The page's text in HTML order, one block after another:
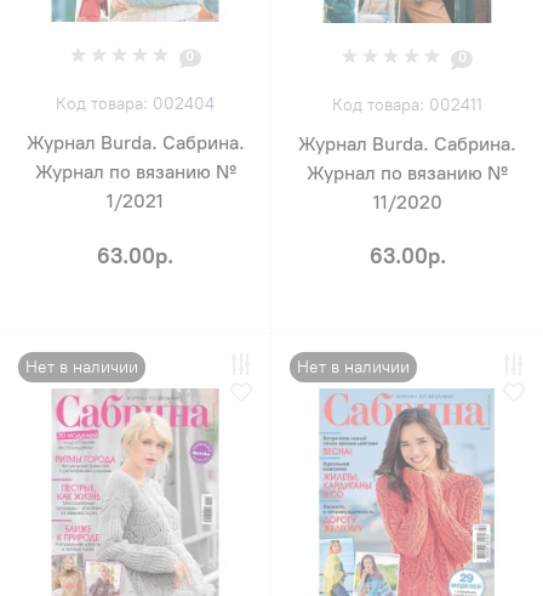
0
Код товара: 002404
Журнал Burda. Сабрина.
Журнал по вязанию №
1/2021
63.00р.
0
Код товара: 002411
Журнал Burda. Сабрина.
Журнал по вязанию №
11/2020
63.00р.
Нет в наличии Нет в наличии